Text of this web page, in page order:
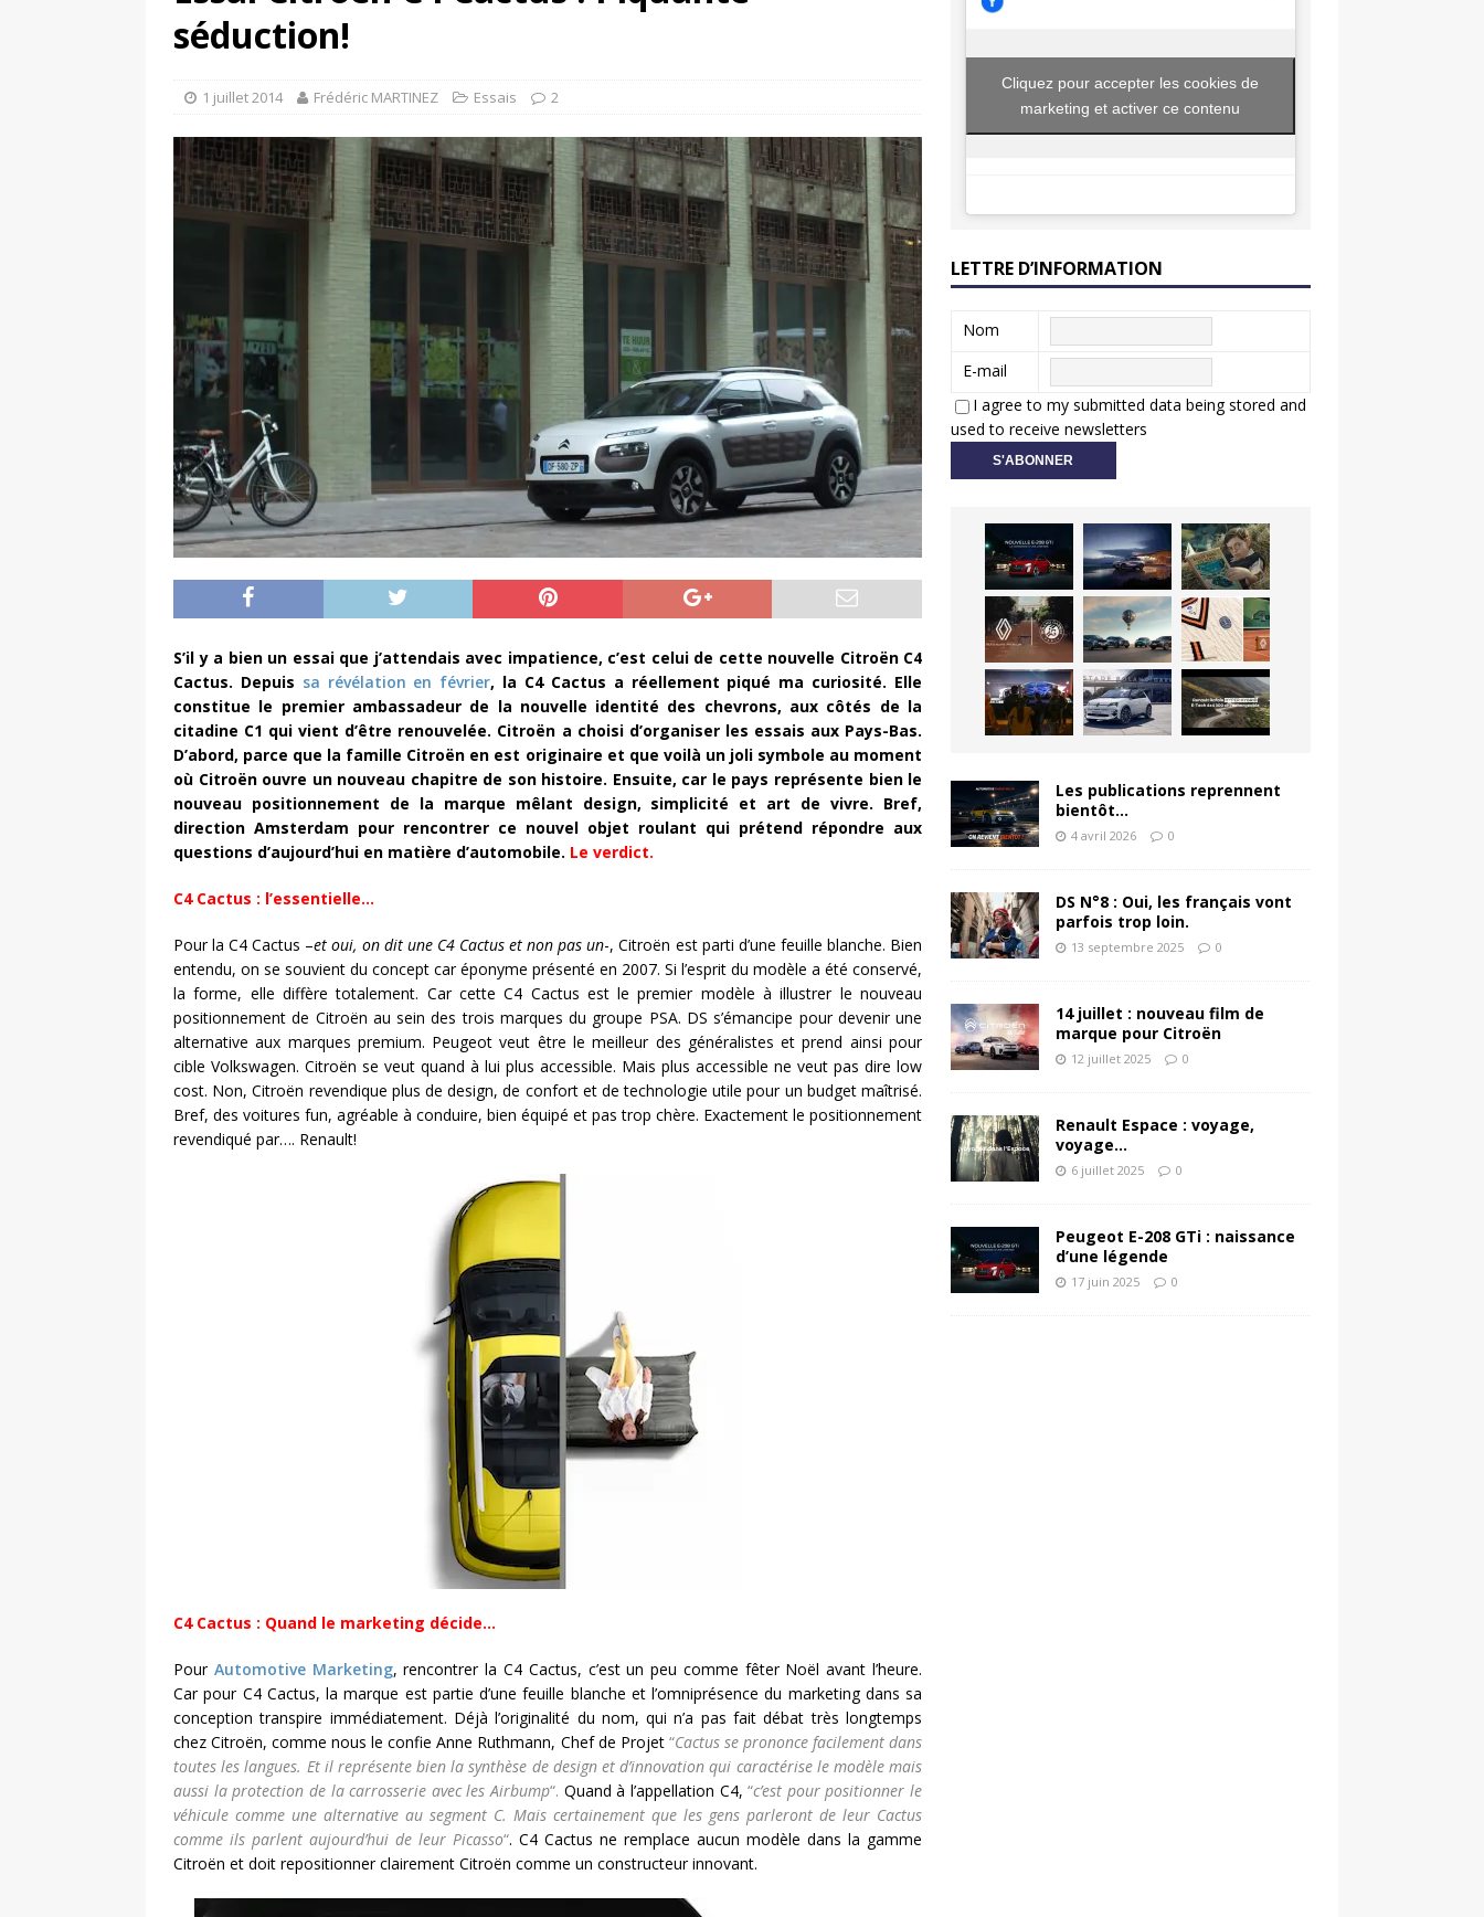
Les publications reprennent bientôt…
[ 13 septembre 2025 ]
séduction!
1 juillet 2014 Frédéric MARTINEZ Essais 2
S’il y a bien un essai que j’attendais avec impatience, c’est celui de cette nouvelle Citroën C4
Cactus. Depuis sa révélation en février, la C4 Cactus a réellement piqué ma curiosité. Elle
constitue le premier ambassadeur de la nouvelle identité des chevrons, aux côtés de la
citadine C1 qui vient d’être renouvelée. Citroën a choisi d’organiser les essais aux Pays-Bas.
D’abord, parce que la famille Citroën en est originaire et que voilà un joli symbole au moment
où Citroën ouvre un nouveau chapitre de son histoire. Ensuite, car le pays représente bien le
nouveau positionnement de la marque mêlant design, simplicité et art de vivre. Bref,
direction Amsterdam pour rencontrer ce nouvel objet roulant qui prétend répondre aux
questions d’aujourd’hui en matière d’automobile. Le verdict.
C4 Cactus : l’essentielle…
Pour la C4 Cactus –et oui, on dit une C4 Cactus et non pas un-, Citroën est parti d’une feuille blanche. Bien
entendu, on se souvient du concept car éponyme présenté en 2007. Si l’esprit du modèle a été conservé,
la forme, elle diffère totalement. Car cette C4 Cactus est le premier modèle à illustrer le nouveau
positionnement de Citroën au sein des trois marques du groupe PSA. DS s’émancipe pour devenir une
alternative aux marques premium. Peugeot veut être le meilleur des généralistes et prend ainsi pour
cible Volkswagen. Citroën se veut quand à lui plus accessible. Mais plus accessible ne veut pas dire low
cost. Non, Citroën revendique plus de design, de confort et de technologie utile pour un budget maîtrisé.
Bref, des voitures fun, agréable à conduire, bien équipé et pas trop chère. Exactement le positionnement
revendiqué par…. Renault!
C4 Cactus : Quand le marketing décide…
Pour Automotive Marketing, rencontrer la C4 Cactus, c’est un peu comme fêter Noël avant l’heure.
Car pour C4 Cactus, la marque est partie d’une feuille blanche et l’omniprésence du marketing dans sa
conception transpire immédiatement. Déjà l’originalité du nom, qui n’a pas fait débat très longtemps
chez Citroën, comme nous le confie Anne Ruthmann, Chef de Projet “Cactus se prononce facilement dans
toutes les langues. Et il représente bien la synthèse de design et d’innovation qui caractérise le modèle mais
aussi la protection de la carrosserie avec les Airbump“. Quand à l’appellation C4, “c’est pour positionner le
véhicule comme une alternative au segment C. Mais certainement que les gens parleront de leur Cactus
comme ils parlent aujourd’hui de leur Picasso“. C4 Cactus ne remplace aucun modèle dans la gamme
Citroën et doit repositionner clairement Citroën comme un constructeur innovant.
Cliquez pour accepter les cookies de
marketing et activer ce contenu
LETTRE D’INFORMATION
Nom
E-mail
I agree to my submitted data being stored and
used to receive newsletters
Les publications reprennent
bientôt…
4 avril 2026 0
DS N°8 : Oui, les français vont
parfois trop loin.
13 septembre 2025 0
14 juillet : nouveau film de
marque pour Citroën
12 juillet 2025 0
Renault Espace : voyage,
voyage…
6 juillet 2025 0
Peugeot E-208 GTi : naissance
d’une légende
17 juin 2025 0